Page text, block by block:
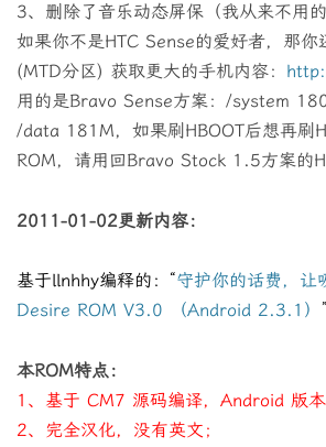
3、删除了音乐动态屏保（我从来不用的
如果你不是HTC Sense的爱好者，那你
(MTD分区) 获取更大的手机内容：
用的是Bravo Sense方案：/system
/data 181M，如果刷HBOOT后想再刷
ROM，请用回Bravo Stock 1.5方案的
2011-01-02更新内容：
基于llnhhy编释的：“守护你的话费，让
Desire ROM V3.0 （Android 2.3.1）
本ROM特点：
1、基于 CM7 源码编译，Android 版
2、完全汉化，没有英文；